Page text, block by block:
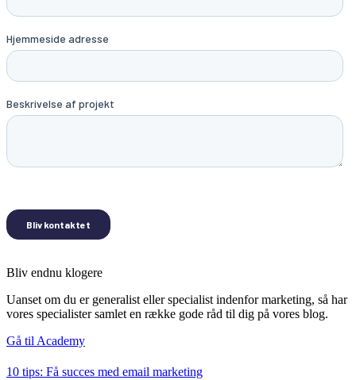
Bliv endnu klogere
Uanset om du er generalist eller specialist indenfor marketing, så har
vores specialister samlet en række gode råd til dig på vores blog.
Gå til Academy
10 tips: Få succes med email marketing